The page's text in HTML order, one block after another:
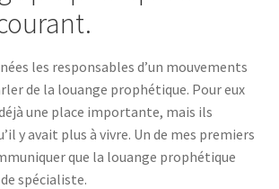
les responsables d’un mouvements
de la louange prophétique. Pour eux
une place importante, mais ils
y avait plus à vivre. Un de mes premiers
que la louange prophétique
spécialiste.